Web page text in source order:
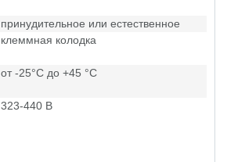
принудительное или естественное
клеммная колодка
от -25°C до +45 °C
323-440 В